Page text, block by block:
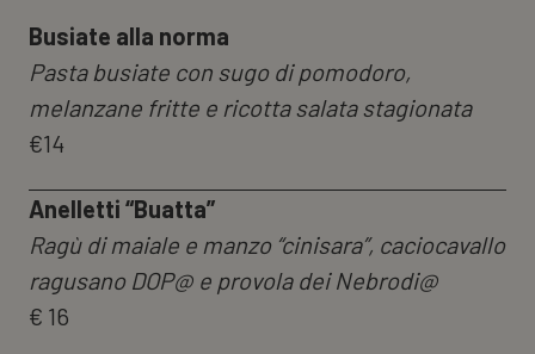
Busiate alla norma
Pasta busiate con sugo di pomodoro,
melanzane fritte e ricotta salata stagionata
€14
Anelletti “Buatta”
Ragù di maiale e manzo “cinisara”, caciocavallo
ragusano DOP@ e provola dei Nebrodi@
€ 16